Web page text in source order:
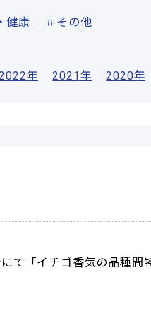
健康 ＃その他
年 2021年 2020年
て「イチゴ香気の品種間